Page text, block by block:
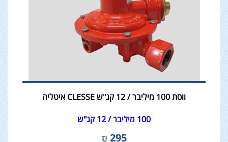
ווסת 100 מיליבר / 12 קג"ש CLESSE איטליה
100 מיליבר / 12 קג"ש
295
₪